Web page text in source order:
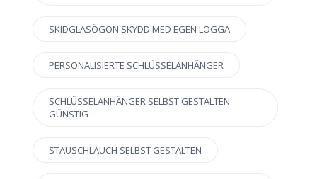
SKIDGLASÖGON SKYDD MED EGEN LOGGA
PERSONALISIERTE SCHLÜSSELANHÄNGER
SCHLÜSSELANHÄNGER SELBST GESTALTEN
GÜNSTIG
STAUSCHLAUCH SELBST GESTALTEN